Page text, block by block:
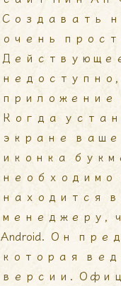
Создавать
очень
приложение
Когда
экране
иконка
необходимо
находится
менеджеру,
Android. Он
которая
версии.